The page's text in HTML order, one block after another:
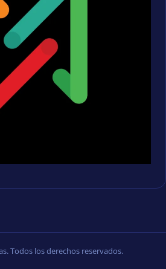
Todos los derechos reservados.